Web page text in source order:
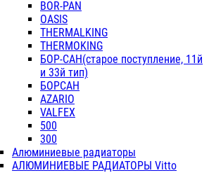
BOR-PAN
OASIS
THERMALKING
THERMOKING
БОР-САН(старое поступление, 11й
и 33й тип)
БОРСАН
AZARIO
VALFEX
500
300
Алюминиевые радиаторы
АЛЮМИНИЕВЫЕ РАДИАТОРЫ Vitto